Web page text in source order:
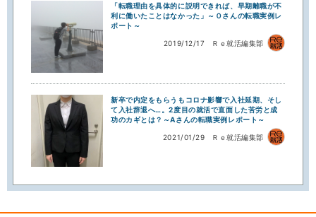
「転職理由を具体的に説明できれば、早期離職が不
利に働いたことはなかった」～Ｏさんの転職実例レ
ポート～
2019/12/17 Ｒｅ就活編集部
新卒で内定をもらうもコロナ影響で入社延期、そし
て入社辞退へ…。2度目の就活で直面した苦労と成
功のカギとは？～Aさんの転職実例レポート～
2021/01/29 Ｒｅ就活編集部